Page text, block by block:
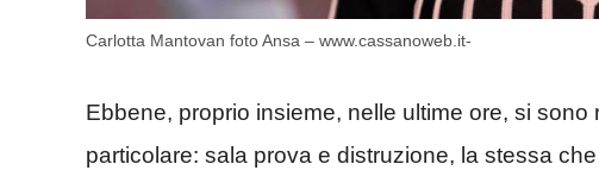
Carlotta Mantovan foto Ansa – www.cassanoweb.it-
Ebbene, proprio insieme, nelle ultime ore, si
particolare: sala prova e distruzione, la stessa